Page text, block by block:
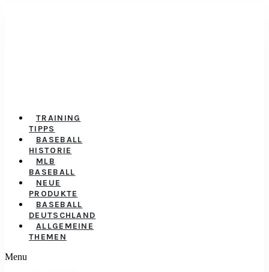
TRAINING
TIPPS
BASEBALL
HISTORIE
MLB
BASEBALL
NEUE
PRODUKTE
BASEBALL
DEUTSCHLAND
ALLGEMEINE
THEMEN
Menu